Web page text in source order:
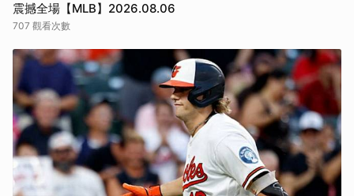
震撼全場【MLB】2026.08.06
707 觀看次數